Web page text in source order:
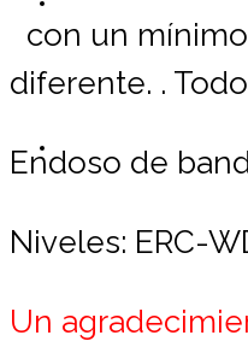
Donaciones
con un
diferente. .
Endoso de
Niveles: ERC-
Un